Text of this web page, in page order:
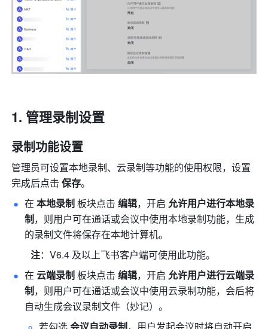
管理录制设置
录制功能设置
管理员可设置本地录制、云录制等功能的使用权限，设置
完成后点击 保存。
在 本地录制 板块点击 编辑，开启 允许用户进行本地录
制，则用户可在通话或会议中使用本地录制功能，生成
的录制文件将保存在本地计算机。
注：V6.4 及以上飞书客户端可使用此功能。
在 云端录制 板块点击 编辑，开启 允许用户进行云端录
制，则用户可在通话或会议中使用云录制功能，会后将
自动生成会议录制文件（妙记）。